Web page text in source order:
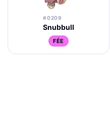
#0209
Snubbull
FÉE